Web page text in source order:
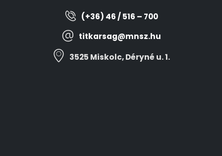
(+36) 46 / 516 – 700
titkarsag@mnsz.hu
3525 Miskolc, Déryné u. 1.